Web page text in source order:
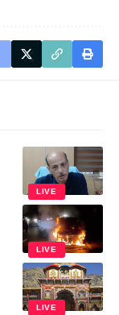
LIVE
LIVE
LIVE